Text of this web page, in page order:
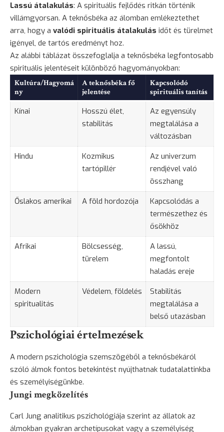
Lassú átalakulás: A spirituális fejlődés ritkán történik
villámgyorsan. A teknősbéka az álomban emlékeztethet
arra, hogy a valódi spirituális átalakulás időt és türelmet
igényel, de tartós eredményt hoz.
Az alábbi táblázat összefoglalja a teknősbéka legfontosabb
spirituális jelentéseit különböző hagyományokban:
Kultúra/Hagyomá
ny
A teknősbéka fő
jelentése
Kapcsolódó
spirituális tanítás
Kínai
Hosszú élet,
stabilitás
Az egyensúly
megtalálása a
változásban
Hindu
Kozmikus
tartópillér
Az univerzum
rendjével való
összhang
Őslakos amerikai
A föld hordozója
Kapcsolódás a
természethez és
ősökhöz
Afrikai
Bölcsesség,
türelem
A lassú,
megfontolt
haladás ereje
Modern
spiritualitás
Védelem, földelés
Stabilitás
megtalálása a
belső utazásban
Pszichológiai értelmezések
A modern pszichológia szemszögéből a teknősbékáról
szóló álmok fontos betekintést nyújthatnak tudatalattinkba
és személyiségünkbe.
Jungi megközelítés
Carl Jung analitikus pszichológiája szerint az állatok az
álmokban gyakran archetípusokat vagy a személyiség